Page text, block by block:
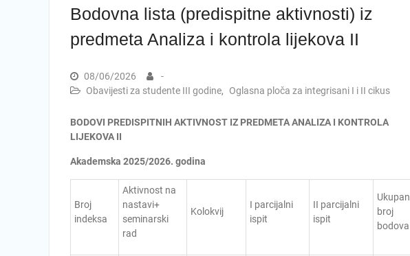
Bodovna lista (predispitne aktivnosti) iz
predmeta Analiza i kontrola lijekova II
08/06/2026
-
Obavijesti za studente III godine, Oglasna ploča za integrisani I i II cikus
BODOVI PREDISPITNIH AKTIVNOST IZ PREDMETA ANALIZA I KONTROLA
LIJEKOVA II
Akademska 2025/2026. godina
Broj
indeksa
Aktivnost na
nastavi+
seminarski
rad
Kolokvij
I parcijalni
ispit
II parcijalni
ispit
Ukupan
broj
bodova